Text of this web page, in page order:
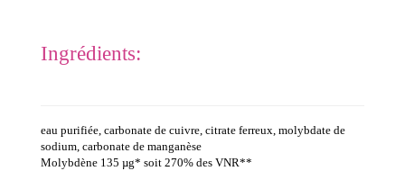
Ingrédients:
eau purifiée, carbonate de cuivre, citrate ferreux, molybdate de
sodium, carbonate de manganèse
Molybdène 135 µg* soit 270% des VNR**